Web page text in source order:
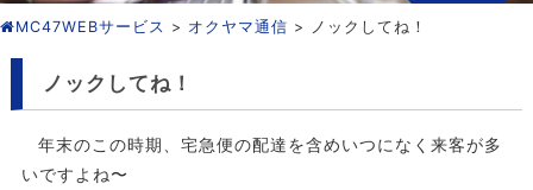
MC47WEBサービス > オクヤマ通信 > ノックしてね！
ノックしてね！
年末のこの時期、宅急便の配達を含めいつになく来客が多
いですよね〜